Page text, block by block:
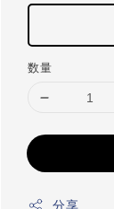
数量
分享